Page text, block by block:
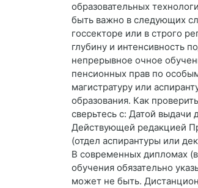
образовательных
быть важно в следующих
госсекторе или в строго
глубину и интенсивность
непрерывное очное
пенсионных прав по
магистратуру или
образования. Как
сверьтесь с: Датой выдачи
Действующей редакцией
(отдел аспирантуры или
В современных дипломах
обучения обязательно
может не быть.